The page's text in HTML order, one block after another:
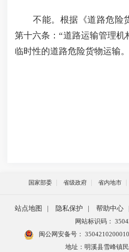
不能。根据《道路危险货
第十六条：“道路运输管理机
临时性的道路危险货物运输。
国家部委 省级政府 省内地市
站点地图 隐私保护 帮助中心
网站标识码：
闽公网安备号：
地址：明溪县雪峰镇